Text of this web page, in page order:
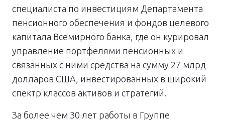
специалиста по инвестициям Департамента
пенсионного обеспечения и фондов целевого
капитала Всемирного банка, где он курировал
управление портфелями пенсионных и
связанных с ними средства на сумму 27 млрд
долларов США, инвестированных в широкий
спектр классов активов и стратегий.
За более чем 30 лет работы в Группе